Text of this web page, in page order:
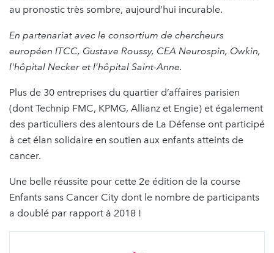
au pronostic très sombre, aujourd’hui incurable.
En partenariat avec le consortium de chercheurs
européen ITCC, Gustave Roussy, CEA Neurospin, Owkin,
l'hôpital Necker et l'hôpital Saint-Anne.
Plus de 30 entreprises du quartier d’affaires parisien
(dont Technip FMC, KPMG, Allianz et Engie) et également
des particuliers des alentours de La Défense ont participé
à cet élan solidaire en soutien aux enfants atteints de
cancer.
Une belle réussite pour cette 2e édition de la course
Enfants sans Cancer City dont le nombre de participants
a doublé par rapport à 2018 !